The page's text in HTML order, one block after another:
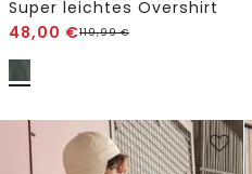
Super leichtes Overshirt
48,00 €119,99€